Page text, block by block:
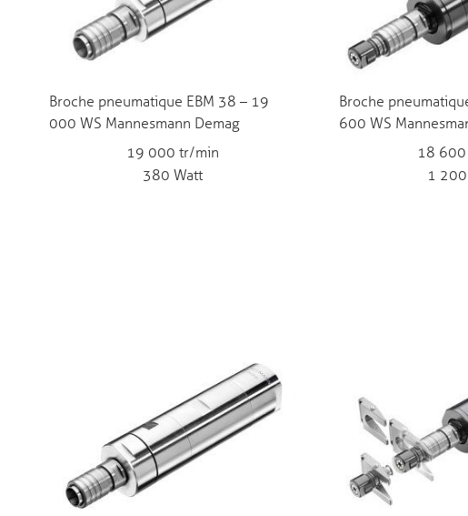
Broche pneumatique EBM 38 – 19
000 WS Mannesmann Demag
19 000 tr/min
380 Watt
Broche
600 WS
18
1